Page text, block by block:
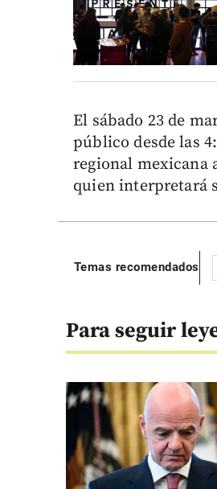
El sábado 23 de
público desde las
regional mexicana
quien interpretará
Temas recomendados
Para seguir